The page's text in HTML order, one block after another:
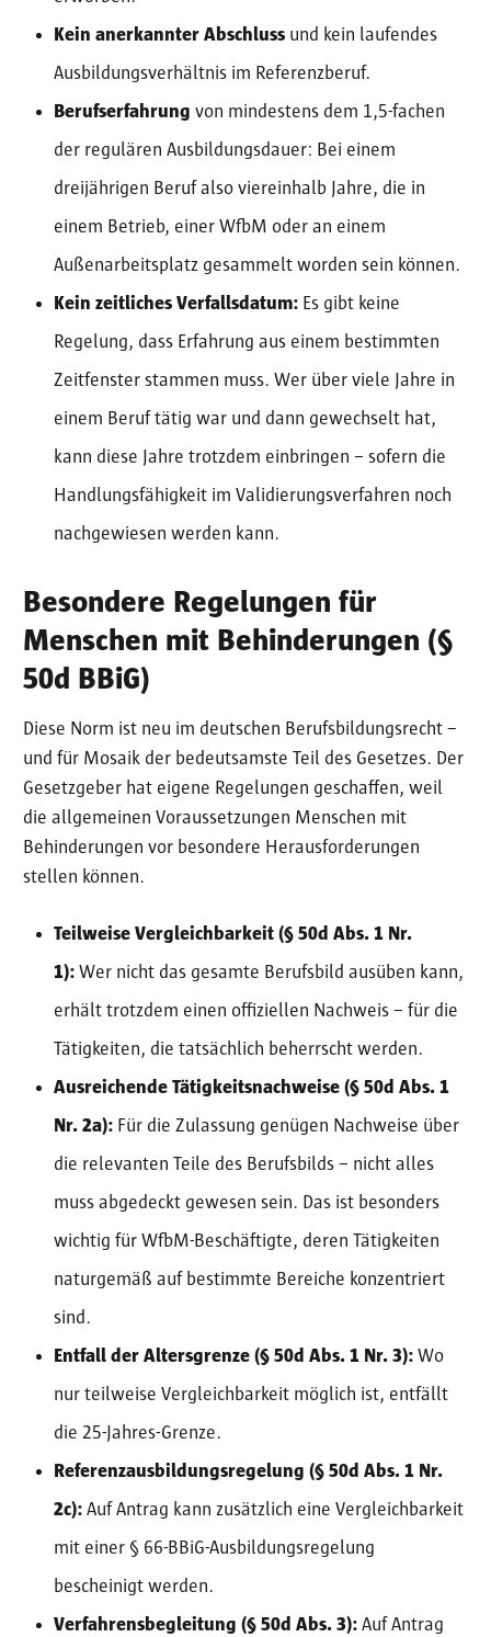
Kein anerkannter Abschluss und kein laufendes
Ausbildungsverhältnis im Referenzberuf.
Berufserfahrung von mindestens dem 1,5-fachen
der regulären Ausbildungsdauer: Bei einem
dreijährigen Beruf also viereinhalb Jahre, die in
einem Betrieb, einer WfbM oder an einem
Außenarbeitsplatz gesammelt worden sein können.
Kein zeitliches Verfallsdatum: Es gibt keine
Regelung, dass Erfahrung aus einem bestimmten
Zeitfenster stammen muss. Wer über viele Jahre in
einem Beruf tätig war und dann gewechselt hat,
kann diese Jahre trotzdem einbringen – sofern die
Handlungsfähigkeit im Validierungsverfahren noch
nachgewiesen werden kann.
Besondere Regelungen für
Menschen mit Behinderungen (§
50d BBiG)
Diese Norm ist neu im deutschen Berufsbildungsrecht –
und für Mosaik der bedeutsamste Teil des Gesetzes. Der
Gesetzgeber hat eigene Regelungen geschaffen, weil
die allgemeinen Voraussetzungen Menschen mit
Behinderungen vor besondere Herausforderungen
stellen können.
Teilweise Vergleichbarkeit (§ 50d Abs. 1 Nr.
1): Wer nicht das gesamte Berufsbild ausüben kann,
erhält trotzdem einen offiziellen Nachweis – für die
Tätigkeiten, die tatsächlich beherrscht werden.
Ausreichende Tätigkeitsnachweise (§ 50d Abs. 1
Nr. 2a): Für die Zulassung genügen Nachweise über
die relevanten Teile des Berufsbilds – nicht alles
muss abgedeckt gewesen sein. Das ist besonders
wichtig für WfbM-Beschäftigte, deren Tätigkeiten
naturgemäß auf bestimmte Bereiche konzentriert
sind.
Entfall der Altersgrenze (§ 50d Abs. 1 Nr. 3): Wo
nur teilweise Vergleichbarkeit möglich ist, entfällt
die 25-Jahres-Grenze.
Referenzausbildungsregelung (§ 50d Abs. 1 Nr.
2c): Auf Antrag kann zusätzlich eine Vergleichbarkeit
mit einer § 66-BBiG-Ausbildungsregelung
bescheinigt werden.
Verfahrensbegleitung (§ 50d Abs. 3): Auf Antrag